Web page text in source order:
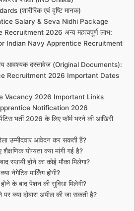
(शारीरिक एवं दृष्टि मानक)
Salary & Seva Nidhi Package
2026 अन्य महत्वपूर्ण लाभ:
Indian Navy Apprentice Recruitment
समय आवश्यक दस्तावेज (Original Documents):
Recruitment 2026 Important Dates
Vacancy 2026 Important Links
Notification 2026
भर्ती 2026 के लिए फॉर्म भरने की आखिरी
उम्मीदवार आवेदन कर सकती हैं?
योग्यता क्या मांगी गई है?
स्थायी होने का कोई मौका मिलेगा?
नेगेटिव मार्किंग होगी?
के बाद पेंशन की सुविधा मिलेगी?
क्या दोबारा अपील की जा सकती है?